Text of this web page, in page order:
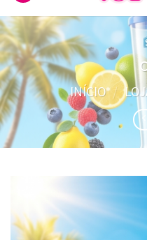
INÍCIO /